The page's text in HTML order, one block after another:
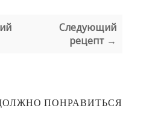
Следующий
рецепт →
ПОНРАВИТЬСЯ